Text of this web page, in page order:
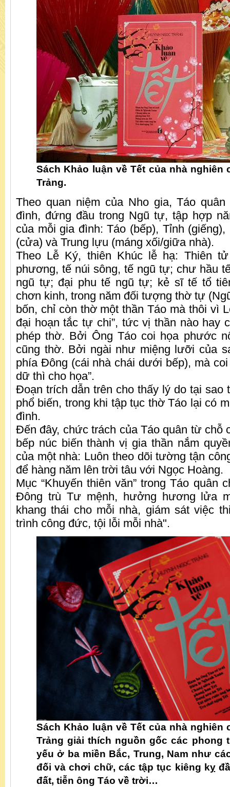
Sách Khảo luận về Tết của nhà nghiên
Trảng.
Theo quan niệm của Nho gia, Táo
đình, đứng đầu trong Ngũ tự, tập hợp
của mỗi gia đình: Táo (bếp), Tỉnh (giếng),
(cửa) và Trung lựu (máng xối/giữa nhà).
Theo Lễ Ký, thiên Khúc lễ hạ: Thiên
phương, tế núi sông, tế ngũ tự; chư hầu
ngũ tự; đại phu tế ngũ tự; kẻ sĩ tế tổ
chơn kinh, trong năm đối tượng thờ tự
bốn, chỉ còn thờ một thần Táo mà thôi vì
đại hoạn tắc tự chi”, tức vị thần nào hay
phép thờ. Bởi Ông Táo coi họa phước
cũng thờ. Bởi ngài như miệng lưỡi của
phía Đông (cái nhà chái dưới bếp), mà
dữ thì cho họa”.
Đoạn trích dẫn trên cho thấy lý do tại sao
phổ biến, trong khi tập tục thờ Táo lại có
đình.
Đến đây, chức trách của Táo quân từ chỗ
bếp núc biến thành vị gia thần nắm
của một nhà: Luôn theo dõi tường tận
để hàng năm lên trời tâu với Ngọc Hoàng.
Mục “Khuyến thiên văn” trong Táo quân
Đông trù Tư mệnh, hưởng hương lửa
khang thái cho mỗi nhà, giám sát việc
trình công đức, tội lỗi mỗi nhà".
Sách Khảo luận về Tết của nhà nghiên
Trảng giải thích nguồn gốc các phong
yếu ở ba miền Bắc, Trung, Nam như
đối và chơi chữ, các tập tục kiêng kỵ
đất, tiễn ông Táo về trời…